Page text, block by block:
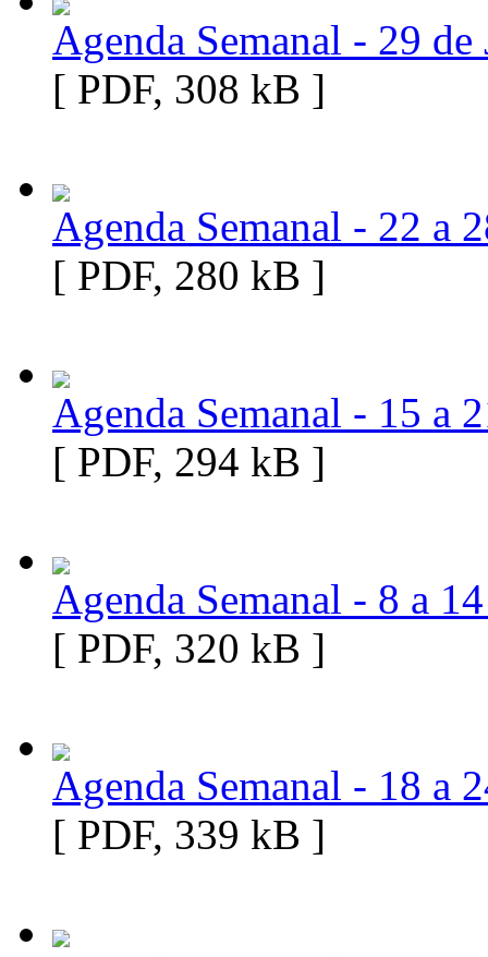
Agenda Semanal - 29
[ PDF, 308 kB ]
Agenda Semanal - 22 a
[ PDF, 280 kB ]
Agenda Semanal - 15 a
[ PDF, 294 kB ]
Agenda Semanal - 8 a
[ PDF, 320 kB ]
Agenda Semanal - 18 a
[ PDF, 339 kB ]